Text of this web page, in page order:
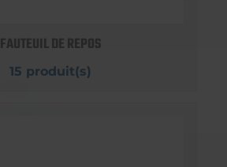
FAUTEUIL DE REPOS
15 produit(s)